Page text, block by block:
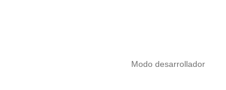
Modo desarrollador